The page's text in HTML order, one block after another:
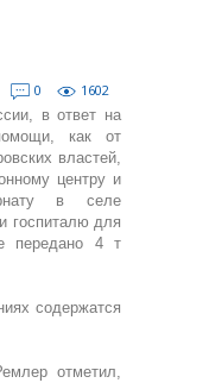
0
1602
в ответ на
как от
властей,
центру и
в селе
госпиталю для
передано 4 т
содержатся
отметил,